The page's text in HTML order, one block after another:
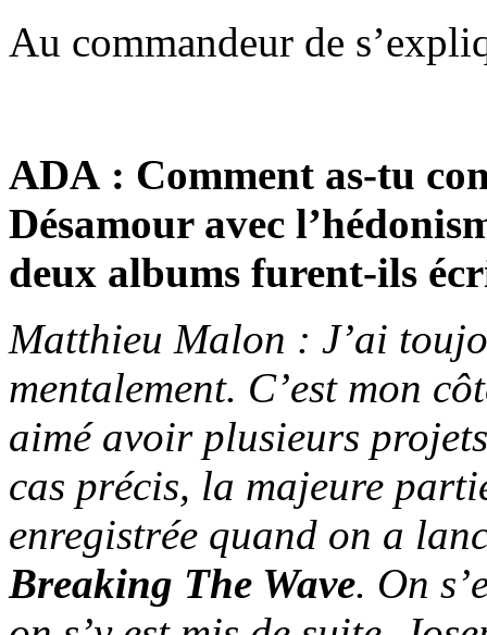
Au commandeur de
ADA : Comment as-tu
Désamour avec
deux albums furent-ils
Matthieu Malon : J’ai
mentalement. C’est mon
aimé avoir plusieurs
cas précis, la majeure
enregistrée quand on a
Breaking The Wave. On